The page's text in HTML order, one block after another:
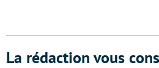
La rédaction vous